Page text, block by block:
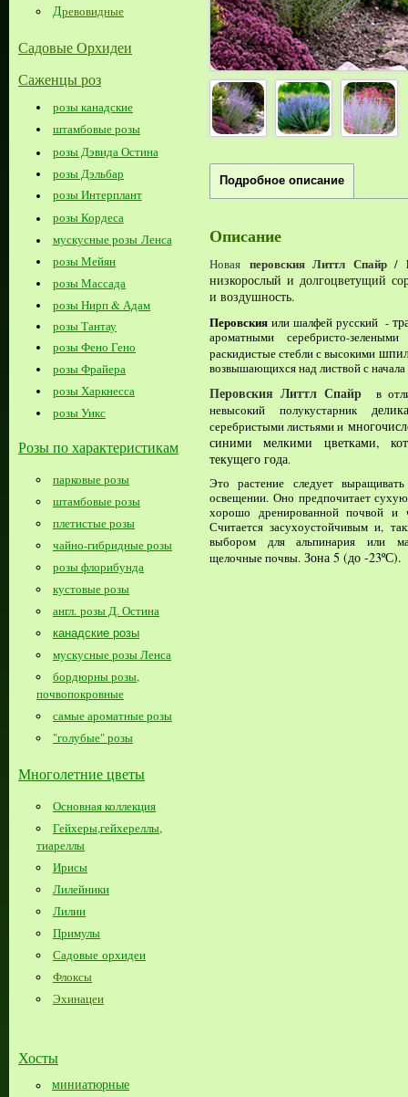
Древовидные
Садовые Орхидеи
Саженцы роз
розы канадские
штамбовые розы
розы Дэвида Остина
розы Дэльбар
розы Интерплант
розы Кордеса
мускусные розы Ленса
розы Мейян
розы Массада
розы Нирп & Адам
розы Тантау
розы Фено Гено
розы Фрайера
розы Харкнесса
розы Уикс
Розы по характеристикам
парковые розы
штамбовые розы
плетистые розы
чайно-гибридные розы
розы флорибунда
кустовые розы
англ. розы Д. Остина
канадские розы
мускусные розы Ленса
бордюрны розы,
почвопокровные
самые ароматные розы
"голубые" розы
Многолетние цветы
Основная коллекция
Гейхеры,гейхереллы,
тиареллы
Ирисы
Лилейники
Лилии
Примулы
Садовые орхидеи
Флоксы
Эхинацеи
Хосты
миниатюрные
Подробное описание
Описание
Новая перовския Литтл Спайр /
низкорослый и долгоцветущий
и воздушность.
Перовския или шалфей русский -
ароматными серебристо-
раскидистые стебли с высокими
возвышающихся над листвой с
Перовския Литтл Спайрв
невысокий полукустарник
серебристыми листьями и
синими мелкими цветками,
текущего года.
Это растение следует
освещении. Оно предпочитает
хорошо дренированной почвой и
Считается засухоустойчивым и,
выбором для альпинария или
щелочные почвы. Зона 5 (до -23ºС).